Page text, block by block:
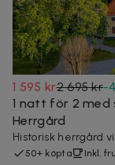
1 595 kr2 695 kr-
1 natt för 2
Herrgård
Historisk herrgård
50+ köpta Inkl.